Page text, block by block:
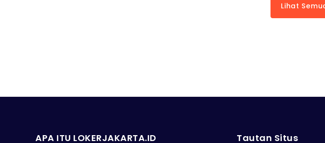
Lihat
APA ITU LOKERJAKARTA.ID Tautan Situs